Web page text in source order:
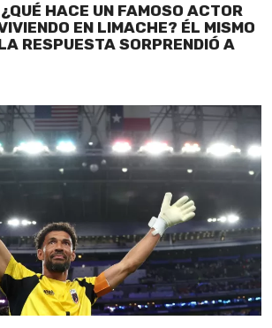
HACE UN FAMOSO ACTOR
EN LIMACHE? ÉL MISMO
RESPUESTA SORPRENDIÓ A